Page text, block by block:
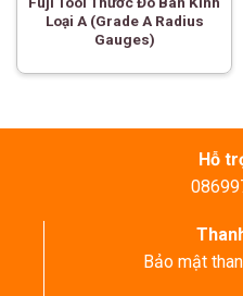
Loại A (Grade A Radius
Gauges)
Hỗ
Bảo mật